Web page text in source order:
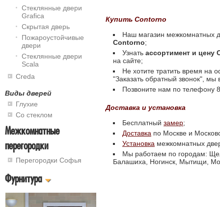
Стеклянные двери
Grafica
Скрытая дверь
Пожароустойчивые
двери
Стеклянные двери
Scala
Creda
Виды дверей
Глухие
Со стеклом
Межкомнатные
перегородки
Перегородки Софья
Фурнитура
Купить Contorno
Наш магазин межкомнатных
Contorno;
Узнать ассортимент и цену
на сайте;
Не хотите тратить время на
"Заказать обратный звонок",
Позвоните нам по телефону
Доставка и установка
Бесплатный замер;
Доставка по Москве и
Установка межкомнатных
Мы работаем по городам:
Балашиха, Ногинск, Мытищи,